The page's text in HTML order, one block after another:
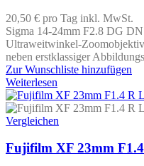
20,50 € pro Tag inkl. MwSt.
Sigma 14-24mm F2.8 DG
Ultraweitwinkel-
neben erstklassiger
Zur Wunschliste hinzufügen
Weiterlesen
Vergleichen
Fujifilm XF 23mm